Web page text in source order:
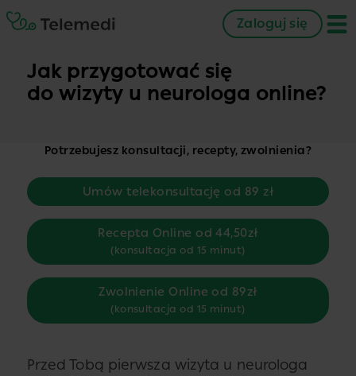
Zaloguj się
Jak przygotować się
do wizyty u neurologa online?
Potrzebujesz konsultacji, recepty, zwolnienia?
Umów telekonsultację od 89 zł
Recepta Online od 44,50zł
(konsultacja od 15 minut)
Zwolnienie Online od 89zł
(konsultacja od 15 minut)
Przed Tobą pierwsza wizyta u neurologa